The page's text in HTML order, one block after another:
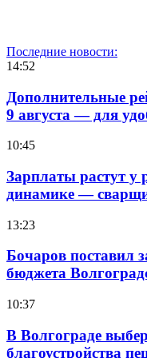
Последние новости:
14:52
Дополнительные
9 августа — для
10:45
Зарплаты растут у
динамике —
13:23
Бочаров поставил
бюджета
10:37
В Волгограде
благоустройства